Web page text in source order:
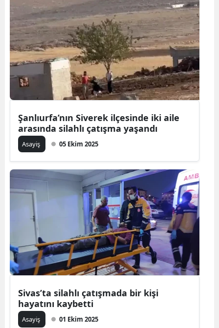
Şanlıurfa’nın Siverek ilçesinde iki aile
arasında silahlı çatışma yaşandı
Asayiş 05 Ekim 2025
Sivas’ta silahlı çatışmada bir kişi
hayatını kaybetti
Asayiş 01 Ekim 2025